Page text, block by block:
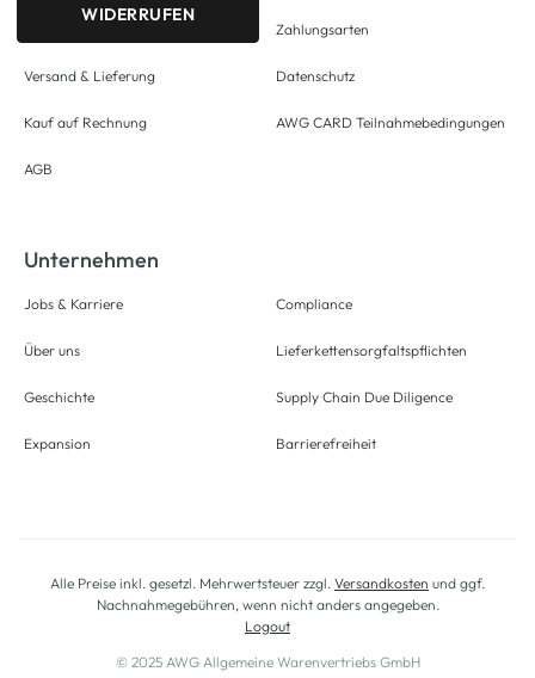
WIDERRUFEN
Versand & Lieferung
Kauf auf Rechnung
AGB
Zahlungsarten
Datenschutz
AWG CARD Teilnahmebedingungen
Unternehmen
Jobs & Karriere
Über uns
Geschichte
Expansion
Compliance
Lieferkettensorgfaltspflichten
Supply Chain Due Diligence
Barrierefreiheit
Alle Preise inkl. gesetzl. Mehrwertsteuer zzgl. Versandkosten und ggf.
Nachnahmegebühren, wenn nicht anders angegeben.
Logout
© 2025 AWG Allgemeine Warenvertriebs GmbH